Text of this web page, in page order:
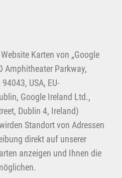
Karten von „Google
Amphitheater Parkway,
USA, EU-
Google Ireland Ltd.,
Dublin 4, Ireland)
Standort von Adressen
direkt auf unserer
anzeigen und Ihnen die